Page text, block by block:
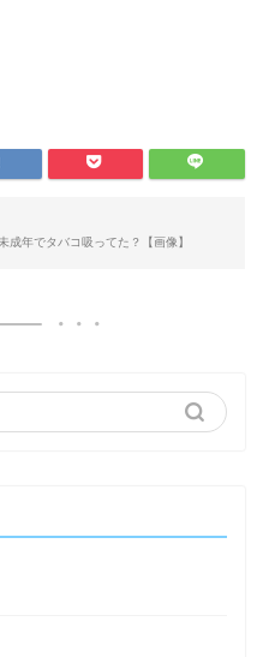
成年でタバコ吸ってた？【画像】